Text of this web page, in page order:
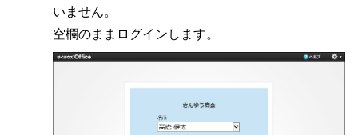
いません。
空欄のままログインします。